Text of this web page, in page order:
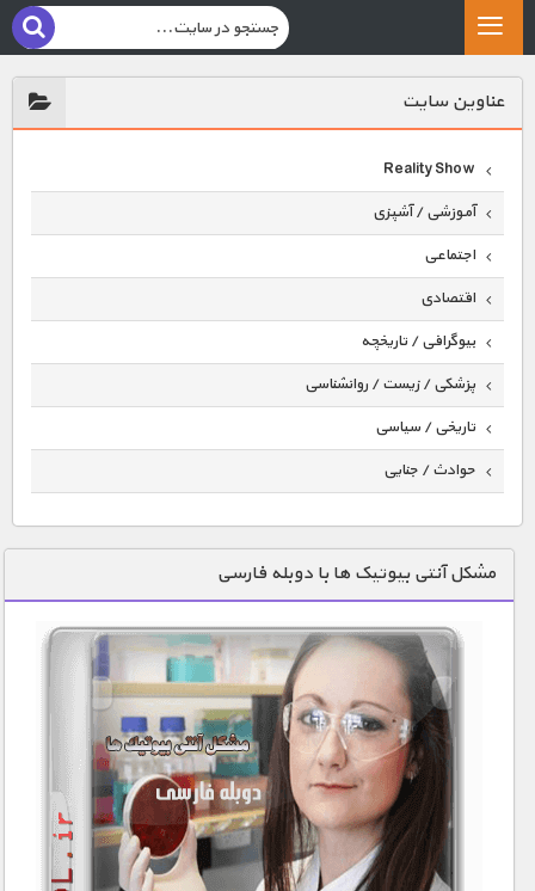
عناوين سايت
Reality Show
آموزشی / آشپزی
اجتماعی
اقتصادی
بیوگرافی / تاریخچه
پزشکی / زیست / روانشناسی
تاریخی / سیاسی
حوادث / جنایی
دنیای خوراکی ها
زمین شناسی / محیط زیست
سازه/ معماری/ مهندسی
سرگرمی
شناخت کودکان
طبیعت
علم و فناوری
فرهنگ / هنر
مشکل آنتی بیوتیک ها با دوبله فارسی